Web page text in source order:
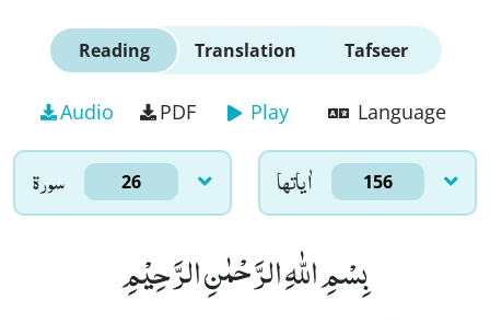
Reading Translation Tafseer
Audio PDF Play Language
سورۃ 26 اٰياتها 156
بِسْمِ اللّٰهِ الرَّحْمٰنِ الرَّحِیْمِ